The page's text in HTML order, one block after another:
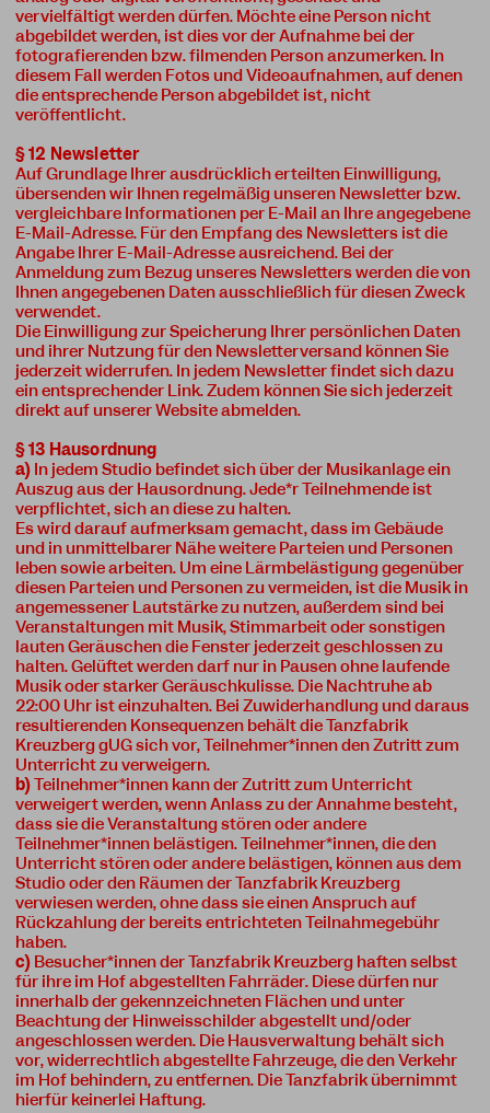
vervielfältigt werden dürfen. Möchte eine Person nicht
abgebildet werden, ist dies vor der Aufnahme bei der
fotografierenden bzw. filmenden Person anzumerken. In
diesem Fall werden Fotos und Videoaufnahmen, auf denen
die entsprechende Person abgebildet ist, nicht
veröffentlicht.
§ 12 Newsletter
Auf Grundlage Ihrer ausdrücklich erteilten Einwilligung,
übersenden wir Ihnen regelmäßig unseren Newsletter bzw.
vergleichbare Informationen per E-Mail an Ihre angegebene
E-Mail-Adresse. Für den Empfang des Newsletters ist die
Angabe Ihrer E-Mail-Adresse ausreichend. Bei der
Anmeldung zum Bezug unseres Newsletters werden die von
Ihnen angegebenen Daten ausschließlich für diesen Zweck
verwendet.
Die Einwilligung zur Speicherung Ihrer persönlichen Daten
und ihrer Nutzung für den Newsletterversand können Sie
jederzeit widerrufen. In jedem Newsletter findet sich dazu
ein entsprechender Link. Zudem können Sie sich jederzeit
direkt auf unserer Website abmelden.
§ 13 Hausordnung
a) In jedem Studio befindet sich über der Musikanlage ein
Auszug aus der Hausordnung. Jede*r Teilnehmende ist
verpflichtet, sich an diese zu halten.
Es wird darauf aufmerksam gemacht, dass im Gebäude
und in unmittelbarer Nähe weitere Parteien und Personen
leben sowie arbeiten. Um eine Lärmbelästigung gegenüber
diesen Parteien und Personen zu vermeiden, ist die Musik in
angemessener Lautstärke zu nutzen, außerdem sind bei
Veranstaltungen mit Musik, Stimmarbeit oder sonstigen
lauten Geräuschen die Fenster jederzeit geschlossen zu
halten. Gelüftet werden darf nur in Pausen ohne laufende
Musik oder starker Geräuschkulisse. Die Nachtruhe ab
22:00 Uhr ist einzuhalten. Bei Zuwiderhandlung und daraus
resultierenden Konsequenzen behält die Tanzfabrik
Kreuzberg gUG sich vor, Teilnehmer*innen den Zutritt zum
Unterricht zu verweigern.
b)Teilnehmer*innen kann der Zutritt zum Unterricht
verweigert werden, wenn Anlass zu der Annahme besteht,
dass sie die Veranstaltung stören oder andere
Teilnehmer*innen belästigen. Teilnehmer*innen, die den
Unterricht stören oder andere belästigen, können aus dem
Studio oder den Räumen der Tanzfabrik Kreuzberg
verwiesen werden, ohne dass sie einen Anspruch auf
Rückzahlung der bereits entrichteten Teilnahmegebühr
haben.
c) Besucher*innen der Tanzfabrik Kreuzberg haften selbst
für ihre im Hof abgestellten Fahrräder. Diese dürfen nur
innerhalb der gekennzeichneten Flächen und unter
Beachtung der Hinweisschilder abgestellt und/oder
angeschlossen werden. Die Hausverwaltung behält sich
vor, widerrechtlich abgestellte Fahrzeuge, die den Verkehr
im Hof behindern, zu entfernen. Die Tanzfabrik übernimmt
hierfür keinerlei Haftung.